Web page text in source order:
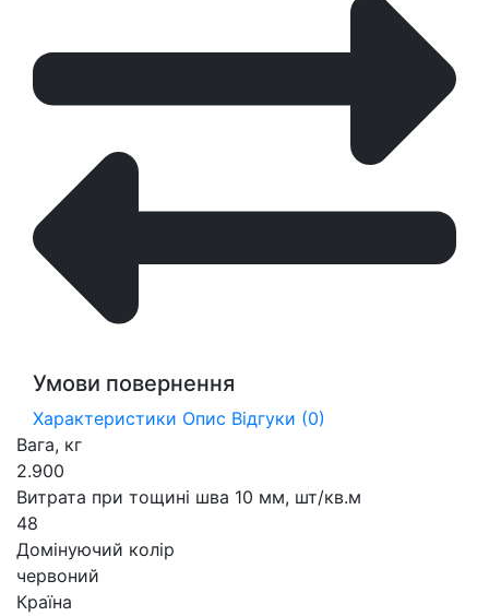
Умови повернення
Характеристики Опис Відгуки (0)
Вага, кг
2.900
Витрата при тощині шва 10 мм, шт/кв.м
48
Домінуючий колір
червоний
Країна